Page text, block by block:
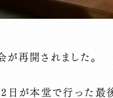
が再開されました。
が本堂で行った最後